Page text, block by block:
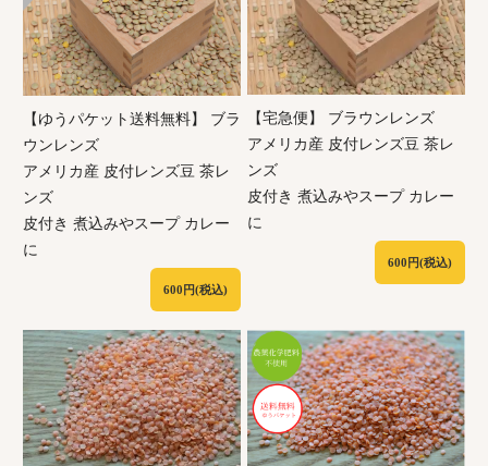
【ゆうパケット送料無料】 ブラ
ウンレンズ
アメリカ産 皮付レンズ豆 茶レ
ンズ
皮付き 煮込みやスープ カレー
に
600円(税込)
【宅急便】 ブラウンレンズ
アメリカ産 皮付レンズ豆 茶レ
ンズ
皮付き 煮込みやスープ カレー
に
600円(税込)